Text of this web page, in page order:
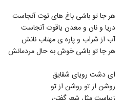
4273
موزیک
۳۰۸ بازدید
4274
آهنگ پویا
هر جا تو باشی باغ های توت آنجاست
دریا و نان و معدن یاقوت آنجاست
آب از شراب و پاره ی مهتاب نانش
هر جا تو باشی خوش به حال مردمانش
ای دشت رویای شقایق
روشن از تو روشن از تو